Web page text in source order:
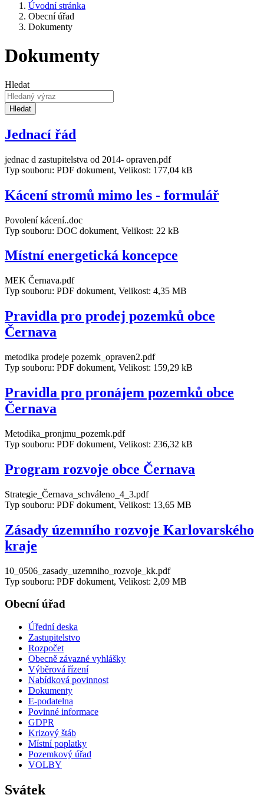
Úvodní stránka
Obecní úřad
Dokumenty
Dokumenty
Hledat
Hledat
Jednací řád
jednac d zastupitelstva od 2014- opraven.pdf
Typ souboru: PDF dokument, Velikost: 177,04 kB
Kácení stromů mimo les - formulář
Povolení kácení..doc
Typ souboru: DOC dokument, Velikost: 22 kB
Místní energetická koncepce
MEK Černava.pdf
Typ souboru: PDF dokument, Velikost: 4,35 MB
Pravidla pro prodej pozemků obce
Černava
metodika prodeje pozemk_opraven2.pdf
Typ souboru: PDF dokument, Velikost: 159,29 kB
Pravidla pro pronájem pozemků obce
Černava
Metodika_pronjmu_pozemk.pdf
Typ souboru: PDF dokument, Velikost: 236,32 kB
Program rozvoje obce Černava
Strategie_Černava_schváleno_4_3.pdf
Typ souboru: PDF dokument, Velikost: 13,65 MB
Zásady územního rozvoje Karlovarského
kraje
10_0506_zasady_uzemniho_rozvoje_kk.pdf
Typ souboru: PDF dokument, Velikost: 2,09 MB
Obecní úřad
Úřední deska
Zastupitelstvo
Rozpočet
Obecně závazné vyhlášky
Výběrová řízení
Nabídková povinnost
Dokumenty
E-podatelna
Povinné informace
GDPR
Krizový štáb
Místní poplatky
Pozemkový úřad
VOLBY
Svátek